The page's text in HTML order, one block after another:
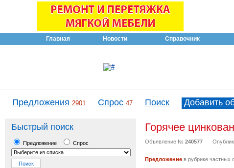
Главная Новости Справочник
Предложения 2901 Спрос 47 Поиск Добавить
Быстрый поиск
Предложение Спрос
Горячее
Объявление № 240577
Предложение в рубрике частных